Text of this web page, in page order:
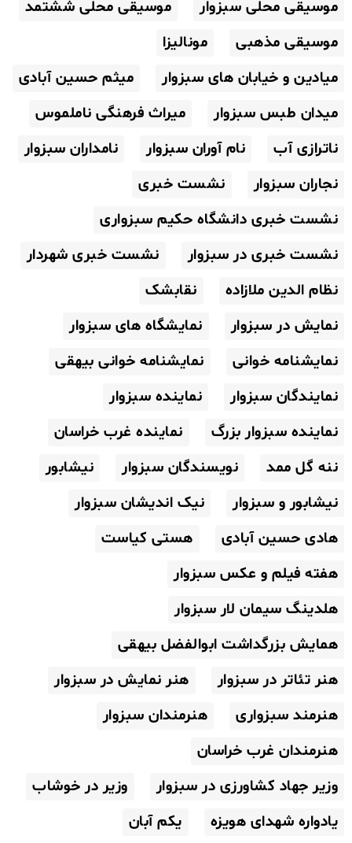
موسیقی محلی سبزوار
موسیقی محلی ششتمد
موسیقی مذهبی
مونالیزا
میادین و خیابان های سبزوار
میثم حسین آبادی
میدان طبس سبزوار
میراث فرهنگی ناملموس
ناترازی آب
نام آوران سبزوار
نامداران سبزوار
نجاران سبزوار
نشست خبری
نشست خبری دانشگاه حکیم سبزواری
نشست خبری در سبزوار
نشست خبری شهردار
نظام الدین ملازاده
نقابشک
نمایش در سبزوار
نمایشگاه های سبزوار
نمایشنامه خوانی
نمایشنامه خوانی بیهقی
نمایندگان سبزوار
نماینده سبزوار
نماینده سبزوار بزرگ
نماینده غرب خراسان
ننه گل ممد
نویسندگان سبزوار
نیشابور
نیشابور و سبزوار
نیک اندیشان سبزوار
هادی حسین آبادی
هستی کیاست
هفته فیلم و عکس سبزوار
هلدینگ سیمان لار سبزوار
همایش بزرگداشت ابوالفضل بیهقی
هنر تئاتر در سبزوار
هنر نمایش در سبزوار
هنرمند سبزواری
هنرمندان سبزوار
هنرمندان غرب خراسان
وزیر جهاد کشاورزی در سبزوار
وزیر در خوشاب
یادواره شهدای هویزه
یکم آبان